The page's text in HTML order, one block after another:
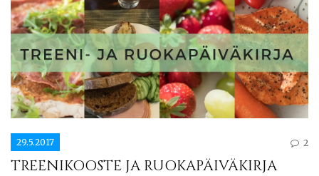
29.5.2017 2
TREENIKOOSTE JA RUOKAPÄIVÄKIRJA